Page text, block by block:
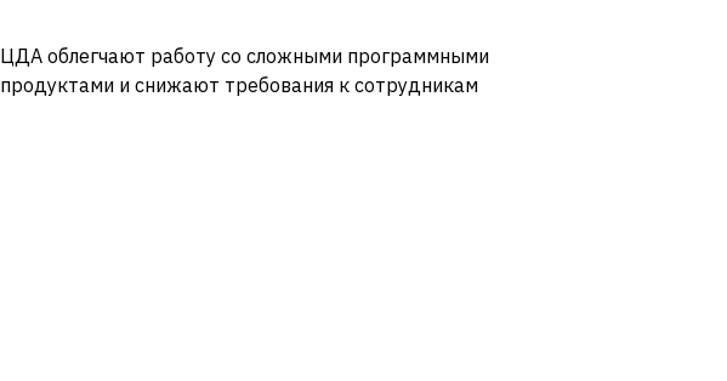
ЦДА облегчают работу со сложными программными
продуктами и снижают требования к сотрудникам